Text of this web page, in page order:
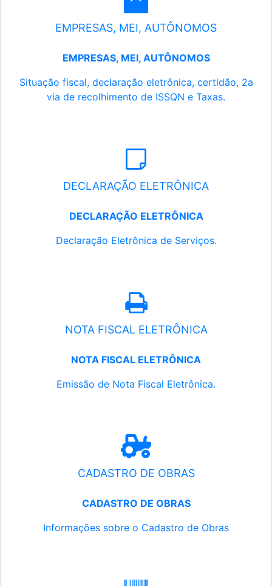
EMPRESAS, MEI, AUTÔNOMOS
EMPRESAS, MEI, AUTÔNOMOS
Situação fiscal, declaração eletrônica, certidão, 2a
via de recolhimento de ISSQN e Taxas.
DECLARAÇÃO ELETRÔNICA
DECLARAÇÃO ELETRÔNICA
Declaração Eletrônica de Serviços.
NOTA FISCAL ELETRÔNICA
NOTA FISCAL ELETRÔNICA
Emissão de Nota Fiscal Eletrônica.
CADASTRO DE OBRAS
CADASTRO DE OBRAS
Informações sobre o Cadastro de Obras